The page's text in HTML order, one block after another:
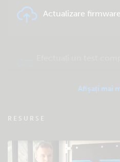
Actualizare firmware
VRM – Monitorizare
Afișați mai
RESURSE